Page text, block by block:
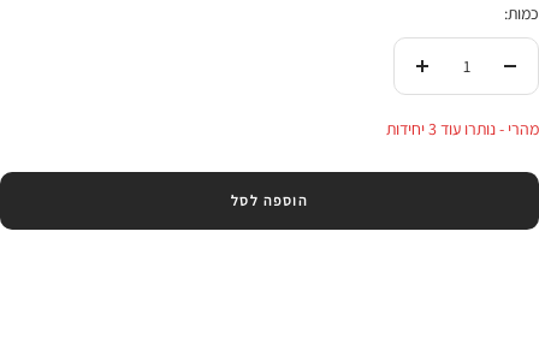
כמות:
העלי
מהרי - נותרו עוד 3 יחידות
הוספה לסל